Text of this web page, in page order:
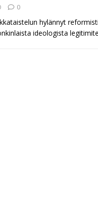
0
hylännyt
ideologista